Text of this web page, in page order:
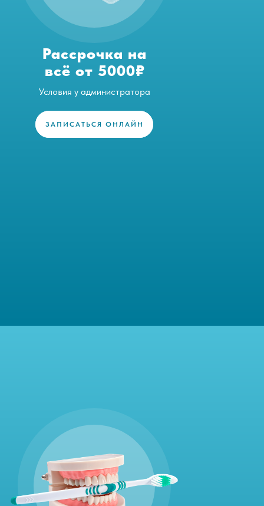
Рассрочка на
всё от 5000₽
Условия у администратора
ЗАПИСАТЬСЯ ОНЛАЙН